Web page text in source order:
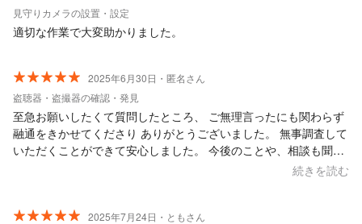
見守りカメラの設置・設定
適切な作業で大変助かりました。
2025年6月30日・匿名さん
盗聴器・盗撮器の確認・発見
至急お願いしたくて質問したところ、 ご無理言ったにも関わらず
融通をきかせてくださり ありがとうございました。 無事調査して
いただくことができて安心しました。 今後のことや、相談も聞い
ていただき、 寄り添った親切な対応にとても感謝しています。 あ
続きを読む
2025年7月24日・ともさん